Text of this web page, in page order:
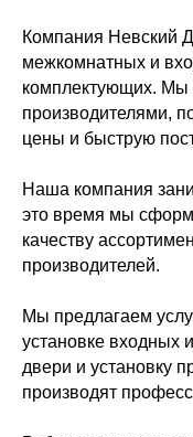
Компания Невский
межкомнатных и
комплектующих. Мы
производителями,
цены и быструю
Наша компания
это время мы
качеству
производителей.
Мы предлагаем
установке входных
двери и установку
производят